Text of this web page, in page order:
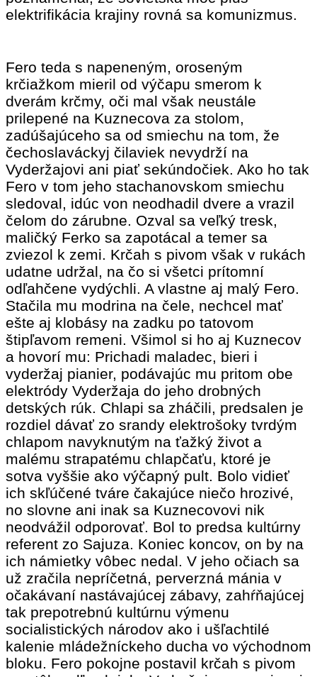
elektrifikácia krajiny rovná sa komunizmus.
Fero teda s napeneným, oroseným
krčiažkom mieril od výčapu smerom k
dverám krčmy, oči mal však neustále
prilepené na Kuznecova za stolom,
zadúšajúceho sa od smiechu na tom, že
čechoslaváckyj čilaviek nevydrží na
Vyderžajovi ani piať sekúndočiek. Ako ho tak
Fero v tom jeho stachanovskom smiechu
sledoval, idúc von neodhadil dvere a vrazil
čelom do zárubne. Ozval sa veľký tresk,
maličký Ferko sa zapotácal a temer sa
zviezol k zemi. Krčah s pivom však v rukách
udatne udržal, na čo si všetci prítomní
odľahčene vydýchli. A vlastne aj malý Fero.
Stačila mu modrina na čele, nechcel mať
ešte aj klobásy na zadku po tatovom
štipľavom remeni. Všimol si ho aj Kuznecov
a hovorí mu: Prichadi maladec, bieri i
vyderžaj pianier, podávajúc mu pritom obe
elektródy Vyderžaja do jeho drobných
detských rúk. Chlapi sa zháčili, predsalen je
rozdiel dávať zo srandy elektrošoky tvrdým
chlapom navyknutým na ťažký život a
malému strapatému chlapčaťu, ktoré je
sotva vyššie ako výčapný pult. Bolo vidieť
ich skľúčené tváre čakajúce niečo hrozivé,
no slovne ani inak sa Kuznecovovi nik
neodvážil odporovať. Bol to predsa kultúrny
referent zo Sajuza. Koniec koncov, on by na
ich námietky vôbec nedal. V jeho očiach sa
už zračila nepríčetná, perverzná mánia v
očakávaní nastávajúcej zábavy, zahŕňajúcej
tak prepotrebnú kultúrnu výmenu
socialistických národov ako i ušľachtilé
kalenie mládežníckeho ducha vo východnom
bloku. Fero pokojne postavil krčah s pivom